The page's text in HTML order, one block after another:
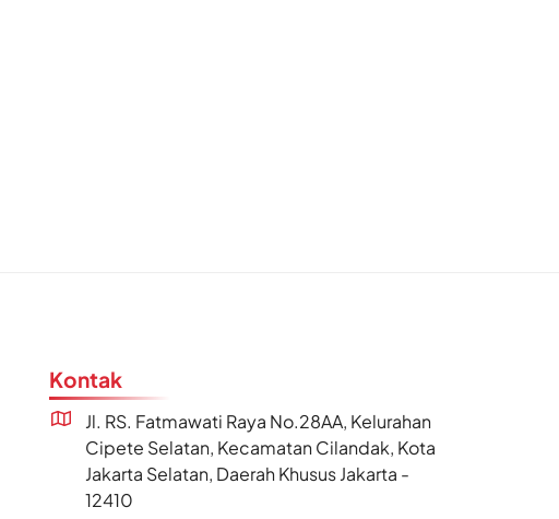
Kontak
Jl. RS. Fatmawati Raya No.28AA, Kelurahan
Cipete Selatan, Kecamatan Cilandak, Kota
Jakarta Selatan, Daerah Khusus Jakarta -
12410